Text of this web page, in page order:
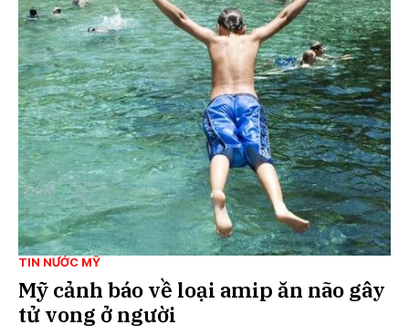
TIN NƯỚC MỸ
Mỹ cảnh báo về loại amip ăn não gây
tử vong ở người